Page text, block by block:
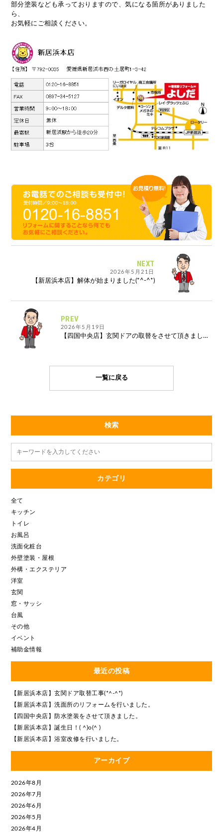
部分塗装なども承っておりますので、気になる箇所がありました
ら、
お気軽にご相談ください。
PREV
2026年5月19日
【四国中央店】玄関ドアの取替をさせて頂きました。
NEXT
2026年5月21日
【新居浜本店】解体が始まりました(*^-^*)
一覧に戻る
検索
カテゴリ
全て
キッチン
トイレ
お風呂
洗面化粧台
外壁塗装・屋根
外構・エクステリア
洋室
玄関
窓・サッシ
台風
その他
イベント
補助金情報
最近の投稿
【新居浜本店】玄関ドア取替工事(*^-^*)
【新居浜本店】洗面所のリフォームを行いました。
【四国中央店】防水塗装をさせて頂きました。
【新居浜本店】誕生日！( ^)o(^ )
【新居浜本店】浴室改修を行いました。
アーカイブ
2026年8月
2026年7月
2026年6月
2026年5月
2026年4月